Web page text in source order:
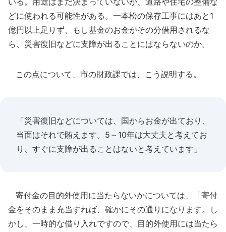
どに使われる可能性がある。一本松の保存工事にはあと1
億円以上足りず、もし基金のお金がその分借用されるな
ら、災害復旧などに支障が出ることにはならないのか。
この点について、市の財政課では、こう説明する。
「災害復旧などについては、国からお金が出ており、
当面はそれで賄えます。5～10年は大丈夫と考えてお
り、すぐに支障が出ることはないと考えています」
寄付金の目的外使用に当たらないかについては、「寄付
金をそのまま充当すれば、確かにその通りになります。し
かし、一時的な借り入れですので、目的外使用には当たら